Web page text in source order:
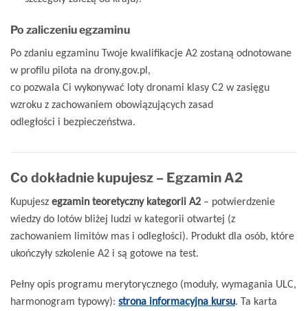
Po zaliczeniu egzaminu
Po zdaniu egzaminu Twoje kwalifikacje A2 zostaną odnotowane
w profilu pilota na drony.gov.pl,
co pozwala Ci wykonywać loty dronami klasy C2 w zasięgu
wzroku z zachowaniem obowiązujących zasad
odległości i bezpieczeństwa.
Co dokładnie kupujesz – Egzamin A2
Kupujesz egzamin teoretyczny kategorii A2 – potwierdzenie
wiedzy do lotów bliżej ludzi w kategorii otwartej (z
zachowaniem limitów mas i odległości). Produkt dla osób, które
ukończyły szkolenie A2 i są gotowe na test.
Pełny opis programu merytorycznego (moduły, wymagania ULC,
harmonogram typowy): strona informacyjna kursu. Ta karta